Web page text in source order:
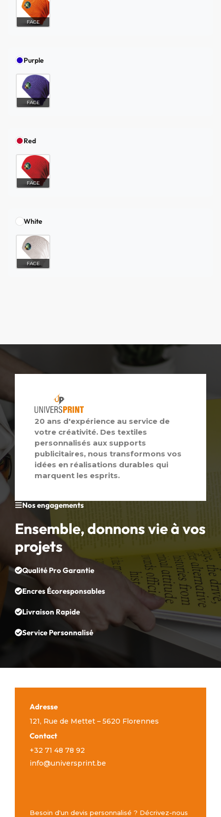
FACE
Purple
FACE
Red
FACE
White
FACE
Nos engagements
Ensemble, donnons vie à vos
projets
Qualité Pro Garantie
Encres Écoresponsables
Livraison Rapide
Service Personnalisé
20 ans d'expérience au service de
votre créativité. Des textiles
personnalisés aux supports
publicitaires, nous transformons vos
idées en réalisations durables qui
marquent les esprits.
Adresse
121, Rue de Mettet – 5620 Florennes
Contact
+32 71 48 78 92
info@universprint.be
Besoin d'un devis personnalisé ? Décrivez-nous